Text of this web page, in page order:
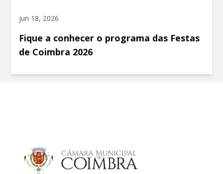
jun 18, 2026
Fique a conhecer o programa das Festas
de Coimbra 2026